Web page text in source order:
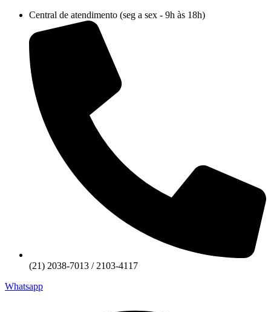
conteúdo
Central de atendimento (seg a sex - 9h às 18h)
(21) 2038-7013 / 2103-4117
Whatsapp